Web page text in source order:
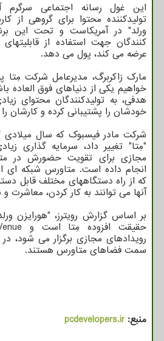
این غول رسانه اجتماعی سرگرم
تولیدکننده محتوا برای گروهی از
ورلد" در آمریکاست و تحت این
کنندگان جهت استفاده از
عرضه می کند، پول می دهد.
مارک زاکربرگ، مدیرعامل شرکت مِتا
خواهیم یکی از دنیاهای فوق العاده
هدفی، به تولیدکنندگان محتوای
خودشان را پشتیبانی کرده و کارشان
شرکت مادر فیسبوک که سال
"مِتا" تغییر داد، سرمایه گذاری
مجازی برای تقویت حضورش در
انجام داده است. متاورس شبکه
که از راه دستگاههای مختلف قابل
آنها می توانند به کار کردن، معاشرت و
بر اساس گزارش رویترز، "هورایزن
رویدادهای مجازی برگزار می شود،
سمت فضاهای متاورس هستند.
منبع:pcdevelopers.ir